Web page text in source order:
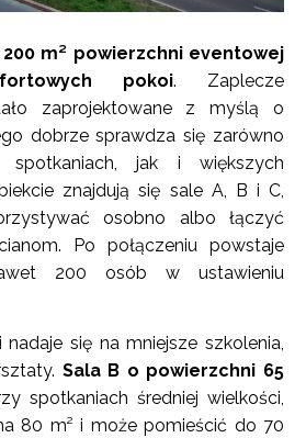
200 m² powierzchni eventowej
pokoi. Zaplecze
zaprojektowane z myślą o
dobrze sprawdza się zarówno
spotkaniach, jak i większych
znajdują się sale A, B i C,
osobno albo łączyć
Po połączeniu powstaje
200 osób w ustawieniu
i nadaje się na mniejsze szkolenia,
Sala B o powierzchni 65
spotkaniach średniej wielkości,
80 m² i może pomieścić do 70